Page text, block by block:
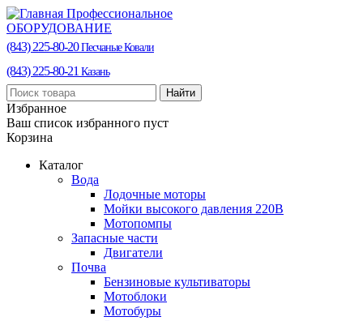
Профессиональное
ОБОРУДОВАНИЕ
(843) 225-80-20Песчаные Ковали
(843) 225-80-21 Казань
Найти
Избранное
Ваш список избранного пуст
Корзина
Каталог
Вода
Лодочные моторы
Мойки высокого давления 220В
Мотопомпы
Запасные части
Двигатели
Почва
Бензиновые культиваторы
Мотоблоки
Мотобуры